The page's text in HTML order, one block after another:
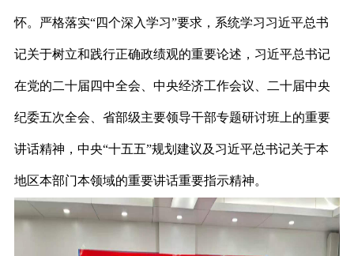
怀。严格落实“四个深入学习”要求，系统学习习近平总书
记关于树立和践行正确政绩观的重要论述，习近平总书记
在党的二十届四中全会、中央经济工作会议、二十届中央
纪委五次全会、省部级主要领导干部专题研讨班上的重要
讲话精神，中央“十五五”规划建议及习近平总书记关于本
地区本部门本领域的重要讲话重要指示精神。